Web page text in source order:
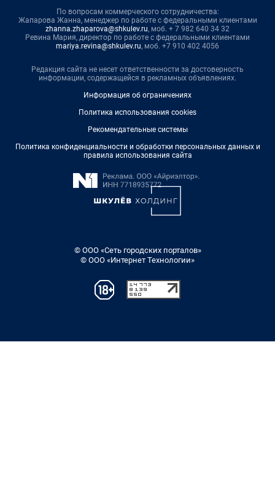
По вопросам коммерческого сотрудничества:
Жапарова Жанна, менеджер по работе с федеральными клиентами
zhanna.zhaparova@shkulev.ru, моб. + 7 982 640 34 32
Ревина Мария, директор по работе с федеральными клиентами
mariya.revina@shkulev.ru, моб. +7 910 402 4056
Редакция сайта не несет ответственности за достоверность
информации, содержащейся в рекламных объявлениях.
Информация об ограничениях
Политика использования cookies
Рекомендательные системы
Политика конфиденциальности и обработки персональных данных и
правила использования сайта
© ООО «Сеть городских порталов»
© ООО «Интернет Технологии»